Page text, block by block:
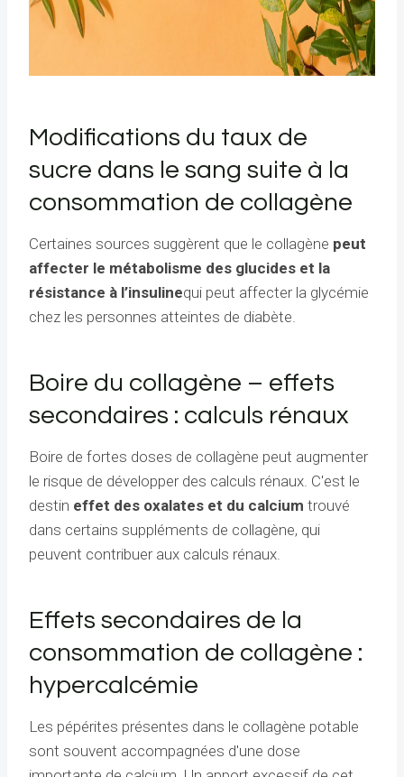
Modifications du taux de
sucre dans le sang suite à la
consommation de collagène
Certaines sources suggèrent que le collagène peut
affecter le métabolisme des glucides et la
résistance à l’insulinequi peut affecter la glycémie
chez les personnes atteintes de diabète.
Boire du collagène – effets
secondaires : calculs rénaux
Boire de fortes doses de collagène peut augmenter
le risque de développer des calculs rénaux. C'est le
destin effet des oxalates et du calcium trouvé
dans certains suppléments de collagène, qui
peuvent contribuer aux calculs rénaux.
Effets secondaires de la
consommation de collagène :
hypercalcémie
Les pépérites présentes dans le collagène potable
sont souvent accompagnées d'une dose